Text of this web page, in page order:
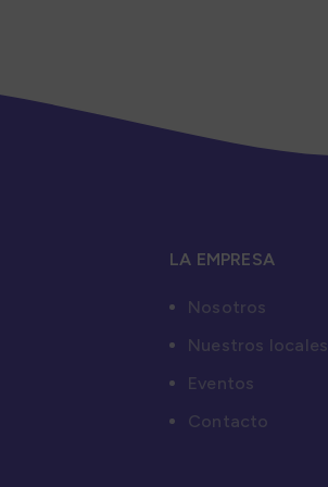
LA EMPRESA
Nosotros
Nuestros locales
Eventos
Contacto